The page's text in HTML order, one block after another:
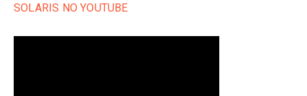
SOLARIS NO YOUTUBE